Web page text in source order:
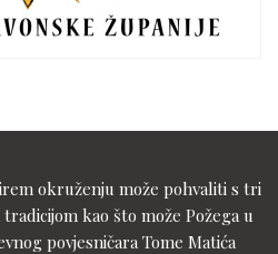
okruženju može pohvaliti s tri
kao što može Požega u
povjesničara Tome Matića